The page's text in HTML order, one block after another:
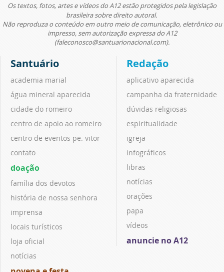
Os textos, fotos, artes e vídeos do A12 estão protegidos pela legislação
brasileira sobre direito autoral.
Não reproduza o conteúdo em outro meio de comunicação, eletrônico ou
impresso, sem autorização expressa do A12
(faleconosco@santuarionacional.com).
Santuário
academia marial
água mineral aparecida
cidade do romeiro
centro de apoio ao romeiro
centro de eventos pe. vitor
contato
doação
família dos devotos
história de nossa senhora
imprensa
locais turísticos
loja oficial
notícias
Redação
aplicativo aparecida
campanha da fraternidade
dúvidas religiosas
espiritualidade
igreja
infográficos
libras
notícias
orações
papa
vídeos
anuncie no A12